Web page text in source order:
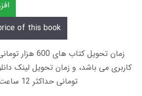
of this book
زمان تحویل کتاب
تومانی حداکثر 12 ساعت از طریق پیامک/ایمیل